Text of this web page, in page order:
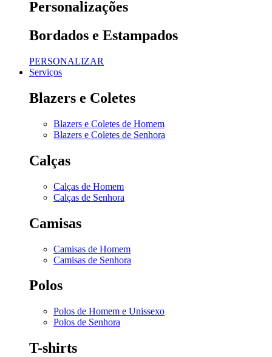
Personalizações
Bordados e Estampados
PERSONALIZAR
Serviços
Blazers e Coletes
Blazers e Coletes de Homem
Blazers e Coletes de Senhora
Calças
Calças de Homem
Calças de Senhora
Camisas
Camisas de Homem
Camisas de Senhora
Polos
Polos de Homem e Unissexo
Polos de Senhora
T-shirts